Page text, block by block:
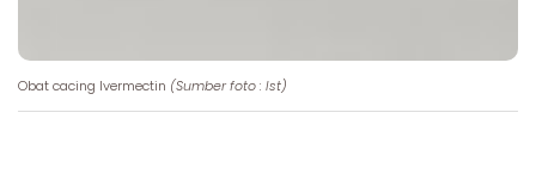
Obat cacing Ivermectin (Sumber foto : Ist)